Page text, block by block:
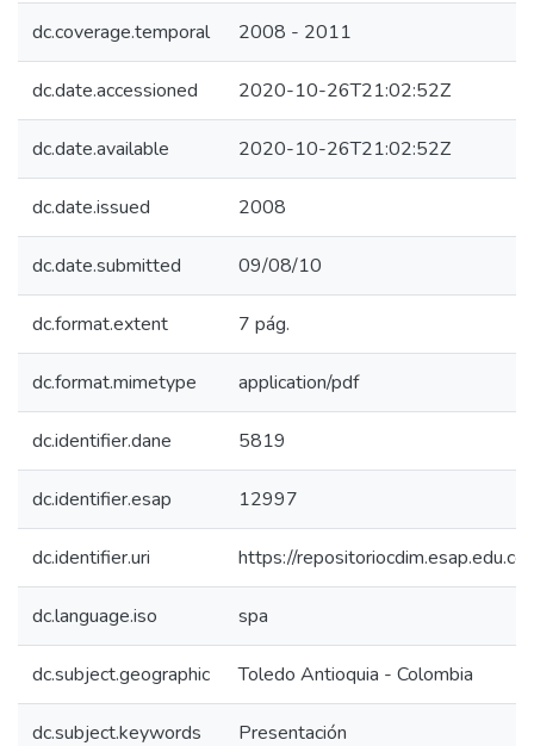
dc.coverage.temporal 2008 - 2011
dc.date.accessioned 2020-10-26T21:02:52Z
dc.date.available 2020-10-26T21:02:52Z
dc.date.issued 2008
dc.date.submitted 09/08/10
dc.format.extent 7 pág.
dc.format.mimetype application/pdf
dc.identifier.dane 5819
dc.identifier.esap 12997
dc.identifier.uri https://
dc.language.iso spa
dc.subject.geographic Toledo Antioquia - Colombia
dc.subject.keywords Presentación